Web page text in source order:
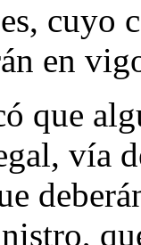
cuyo
en
que
vía